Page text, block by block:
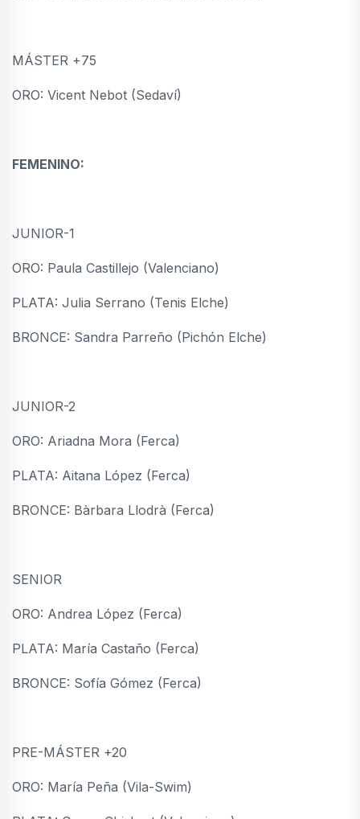
MÁSTER +75
ORO: Vicent Nebot (Sedaví)
FEMENINO:
JUNIOR-1
ORO: Paula Castillejo (Valenciano)
PLATA: Julia Serrano (Tenis Elche)
BRONCE: Sandra Parreño (Pichón Elche)
JUNIOR-2
ORO: Ariadna Mora (Ferca)
PLATA: Aitana López (Ferca)
BRONCE: Bàrbara Llodrà (Ferca)
SENIOR
ORO: Andrea López (Ferca)
PLATA: María Castaño (Ferca)
BRONCE: Sofía Gómez (Ferca)
PRE-MÁSTER +20
ORO: María Peña (Vila-Swim)